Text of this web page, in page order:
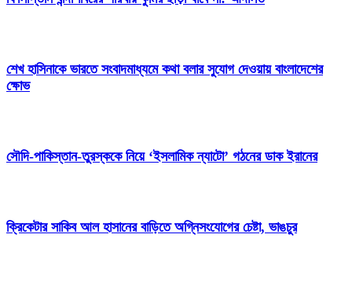
শেখ হাসিনাকে ভারতে সংবাদমাধ্যমে কথা বলার সুযোগ দেওয়ায় বাংলাদেশের
ক্ষোভ
সৌদি-পাকিস্তান-তুরস্ককে নিয়ে ‘ইসলামিক ন্যাটো’ গঠনের ডাক ইরানের
ক্রিকেটার সাকিব আল হাসানের বাড়িতে অগ্নিসংযোগের চেষ্টা, ভাঙচুর